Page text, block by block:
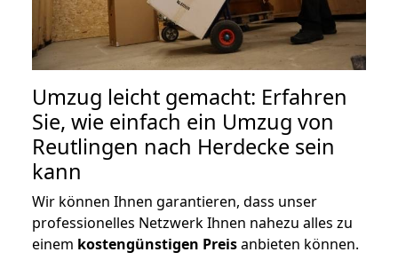
Umzug leicht gemacht: Erfahren
Sie, wie einfach ein Umzug von
Reutlingen nach Herdecke sein
kann
Wir können Ihnen garantieren, dass unser
professionelles Netzwerk Ihnen nahezu alles zu
einem kostengünstigen Preisanbieten können.